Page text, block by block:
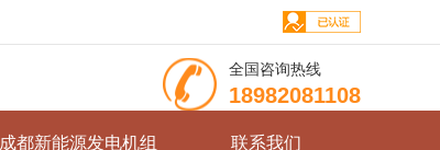
全国咨询热线
18982081108
成都新能源发电机组 联系我们